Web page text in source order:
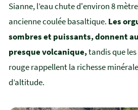
Sianne, l’eau chute d'environ 8
ancienne coulée basaltique. Les
sombres et puissants, donnent
presque volcanique,tandis que les
rouge rappellent la richesse
d’altitude.